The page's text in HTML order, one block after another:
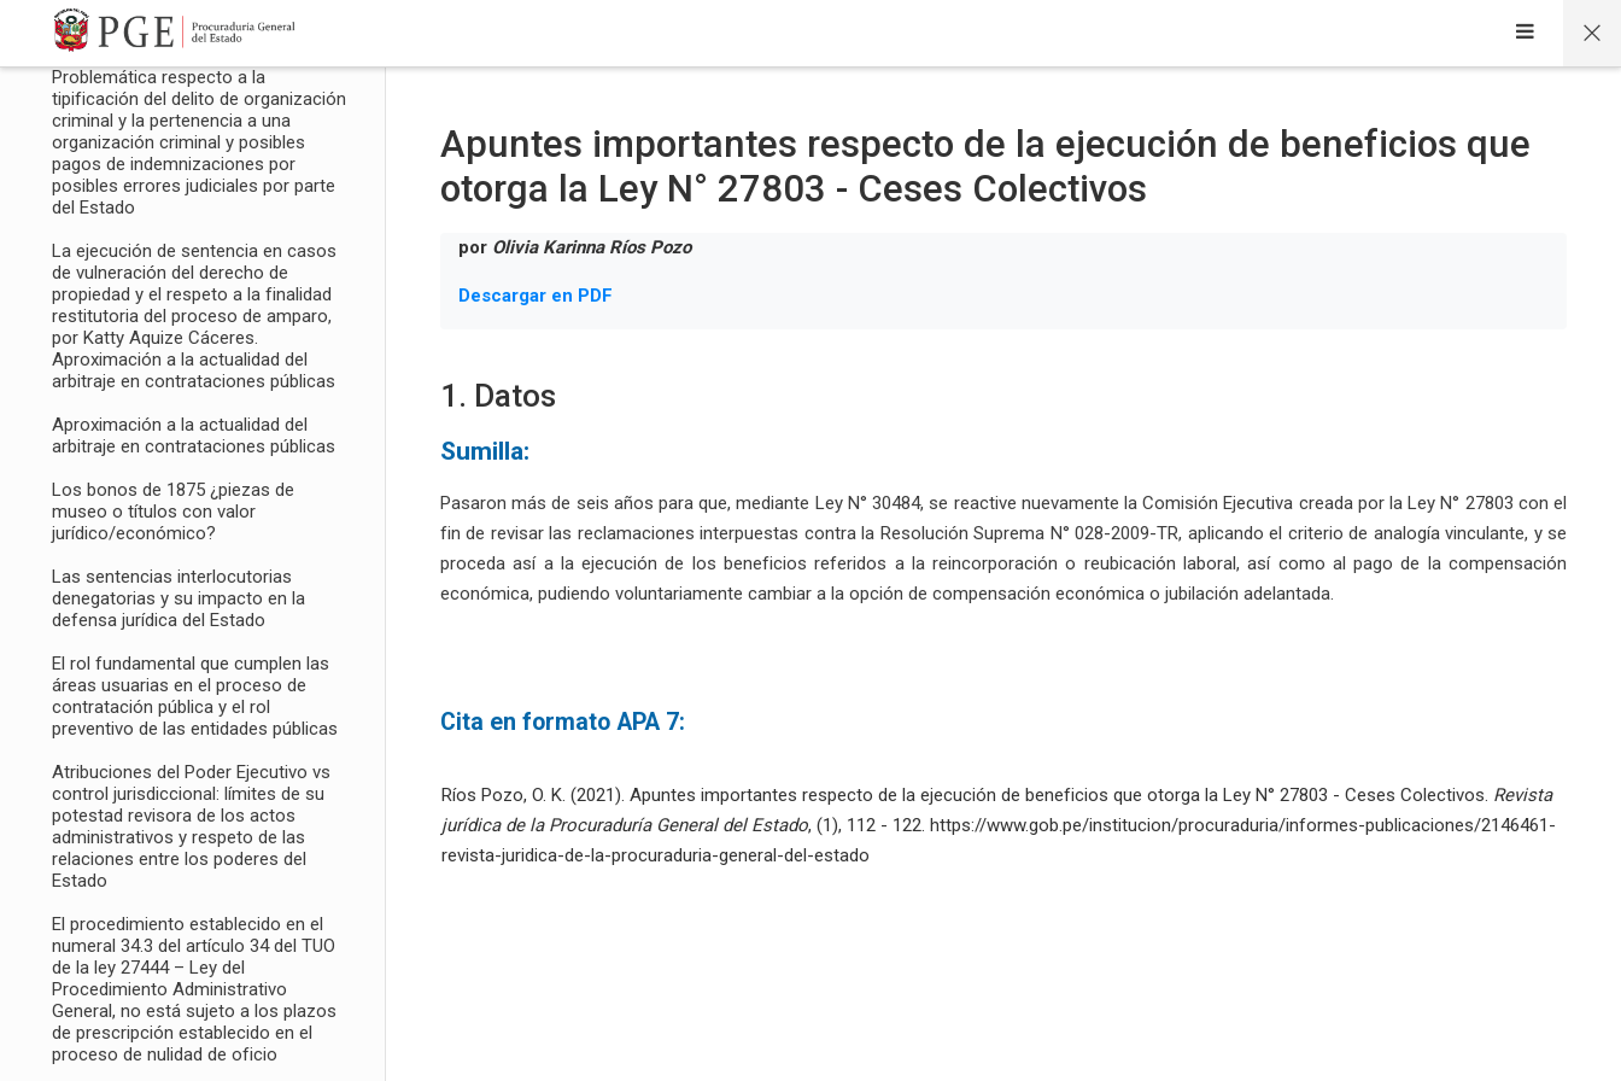
Salta al contenido principal
Ministerio de la República de Panamá
Problemática respecto a la
tipificación del delito de organización
criminal y la pertenencia a una
organización criminal y posibles
pagos de indemnizaciones por
posibles errores judiciales por parte
del Estado
La ejecución de sentencia en casos
de vulneración del derecho de
propiedad y el respeto a la finalidad
restitutoria del proceso de amparo,
por Katty Aquize Cáceres.
Aproximación a la actualidad del
arbitraje en contrataciones públicas
Aproximación a la actualidad del
arbitraje en contrataciones públicas
Los bonos de 1875 ¿piezas de
museo o títulos con valor
jurídico/económico?
Las sentencias interlocutorias
denegatorias y su impacto en la
defensa jurídica del Estado
El rol fundamental que cumplen las
áreas usuarias en el proceso de
contratación pública y el rol
preventivo de las entidades públicas
Atribuciones del Poder Ejecutivo vs
control jurisdiccional: límites de su
potestad revisora de los actos
administrativos y respeto de las
relaciones entre los poderes del
Estado
El procedimiento establecido en el
numeral 34.3 del artículo 34 del TUO
de la ley 27444 – Ley del
Procedimiento Administrativo
General, no está sujeto a los plazos
de prescripción establecido en el
proceso de nulidad de oficio
Apuntes importantes respecto de la ejecución de beneficios que
otorga la Ley N° 27803 - Ceses Colectivos
por Olivia Karinna Ríos Pozo
Descargar en PDF
1. Datos
Sumilla:
Pasaron más de seis años para que, mediante Ley N° 30484, se reactive nuevamente la Comisión Ejecutiva creada por la Ley N° 27803 con el
fin de revisar las reclamaciones interpuestas contra la Resolución Suprema N° 028-2009-TR, aplicando el criterio de analogía vinculante, y se
proceda así a la ejecución de los beneficios referidos a la reincorporación o reubicación laboral, así como al pago de la compensación
económica, pudiendo voluntariamente cambiar a la opción de compensación económica o jubilación adelantada.
Ríos Pozo, O. K. (2021). Apuntes importantes respecto de la ejecución de beneficios que otorga la Ley N° 27803 - Ceses Colectivos. Revista
jurídica de la Procuraduría General del Estado, (1), 112 - 122. https://www.gob.pe/institucion/procuraduria/informes-publicaciones/2146461-
revista-juridica-de-la-procuraduria-general-del-estado
Cita en formato APA 7: